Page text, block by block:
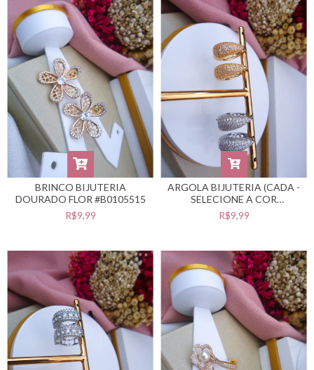
BRINCO BIJUTERIA
DOURADO FLOR #B0105515
R$9,99
ARGOLA BIJUTERIA (CADA -
SELECIONE A COR
DESEJADA) #B0105512
R$9,99